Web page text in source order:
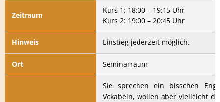
Zeitraum
Kurs 1: 18:00 – 19:15 Uhr
Kurs 2: 19:00 – 20:45 Uhr
Hinweis Einstieg jederzeit möglich.
Ort Seminarraum
Sie sprechen ein bisschen
Vokabeln, wollen aber vielleicht